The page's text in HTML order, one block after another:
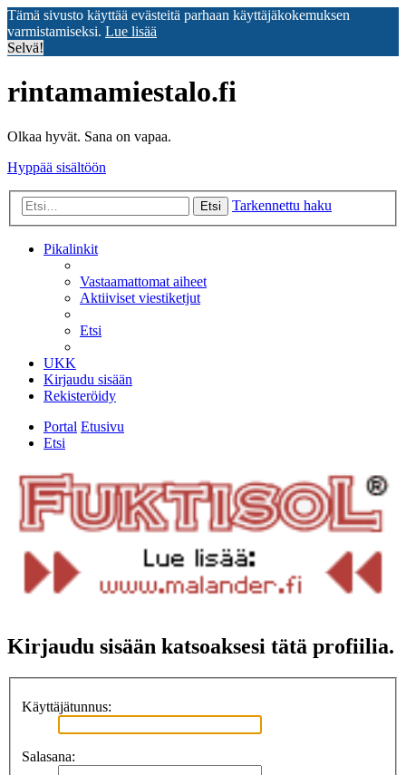
Tämä sivusto käyttää evästeitä parhaan käyttäjäkokemuksen
varmistamiseksi. Lue lisää
Selvä!
rintamamiestalo.fi
Olkaa hyvät. Sana on vapaa.
Hyppää sisältöön
Etsi Tarkennettu haku
Pikalinkit
Vastaamattomat aiheet
Aktiiviset viestiketjut
Etsi
UKK
Kirjaudu sisään
Rekisteröidy
Portal Etusivu
Etsi
Kirjaudu sisään katsoaksesi tätä profiilia.
Käyttäjätunnus:
Salasana: